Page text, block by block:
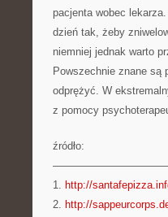
pacjenta wobec
dzień tak, żeby
niemniej jednak warto
Powszechnie znane są
odprężyć. W
z pomocy
źródło:
———————————
1. http://
2. http://